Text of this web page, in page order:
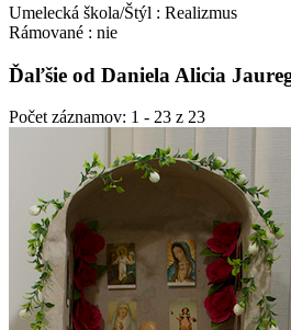
Umelecká škola/Štýl : Realizmus
Rámované : nie
Ďaľšie od Daniela Alicia
Počet záznamov: 1 - 23 z 23